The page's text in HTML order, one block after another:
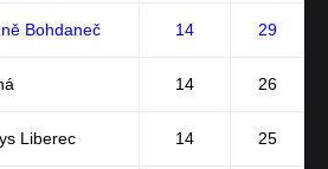
Bohdaneč 14 29
14 26
Liberec 14 25